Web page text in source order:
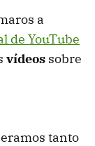
a
de YouTube
vídeos sobre
tanto